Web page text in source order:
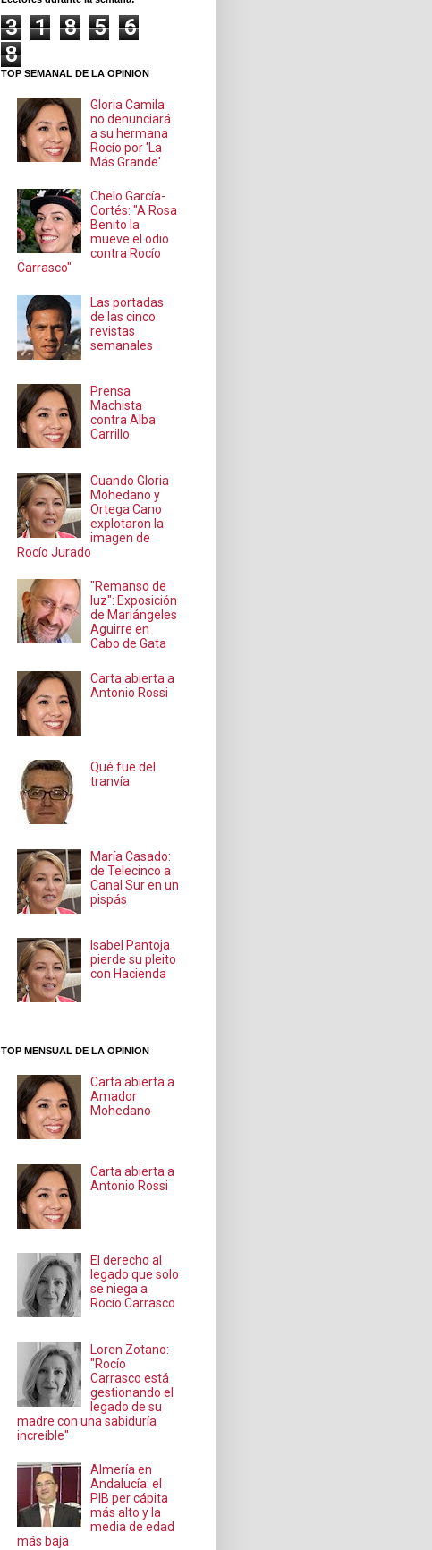
3 1 8 5
6
8
TOP SEMANAL DE LA OPINION
Gloria Camila
no denunciará
a su hermana
Rocío por 'La
Más Grande'
Chelo García-
Cortés: "A Rosa
Benito la
mueve el odio
contra Rocío
Carrasco"
Las portadas
de las cinco
revistas
semanales
Prensa
Machista
contra Alba
Carrillo
Cuando Gloria
Mohedano y
Ortega Cano
explotaron la
imagen de
Rocío Jurado
"Remanso de
luz": Exposición
de Mariángeles
Aguirre en
Cabo de Gata
Carta abierta a
Antonio Rossi
Qué fue del
tranvía
María Casado:
de Telecinco a
Canal Sur en un
pispás
Isabel Pantoja
pierde su pleito
con Hacienda
TOP MENSUAL DE LA OPINION
Carta abierta a
Amador
Mohedano
Carta abierta a
Antonio Rossi
El derecho al
legado que solo
se niega a
Rocío Carrasco
Loren Zotano:
"Rocío
Carrasco está
gestionando el
legado de su
madre con una sabiduría
increíble"
Almería en
Andalucía: el
PIB per cápita
más alto y la
media de edad
más baja